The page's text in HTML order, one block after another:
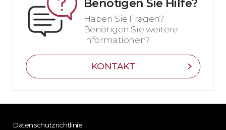
Benötigen Sie Hilfe?
Haben Sie Fragen?
Benötigen Sie weitere
Informationen?
KONTAKT
Datenschutzrichtlinie